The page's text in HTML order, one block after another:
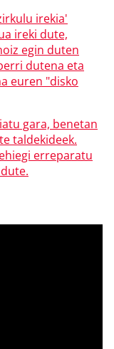
irekia'
ireki dute,
egin duten
dutena eta
euren "disko
gara, benetan
taldekideek.
erreparatu